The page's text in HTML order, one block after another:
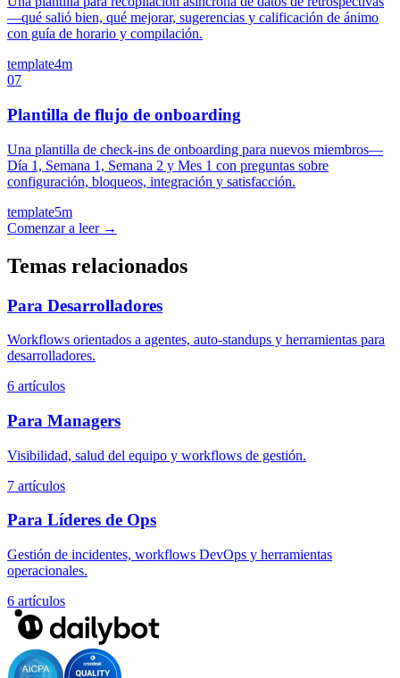
—qué salió bien, qué mejorar, sugerencias y calificación de ánimo
con guía de horario y compilación.
template4m
07
Plantilla de flujo de onboarding
Una plantilla de check-ins de onboarding para nuevos miembros—
Día 1, Semana 1, Semana 2 y Mes 1 con preguntas sobre
configuración, bloqueos, integración y satisfacción.
template5m
Comenzar a leer →
Temas relacionados
Para Desarrolladores
Workflows orientados a agentes, auto-standups y herramientas para
desarrolladores.
6 artículos
Para Managers
Visibilidad, salud del equipo y workflows de gestión.
7 artículos
Para Líderes de Ops
Gestión de incidentes, workflows DevOps y herramientas
operacionales.
6 artículos